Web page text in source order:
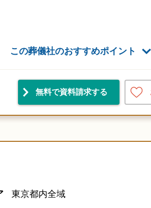
この葬儀社のおすすめポイント
無料で資料請求する
東京都内全域